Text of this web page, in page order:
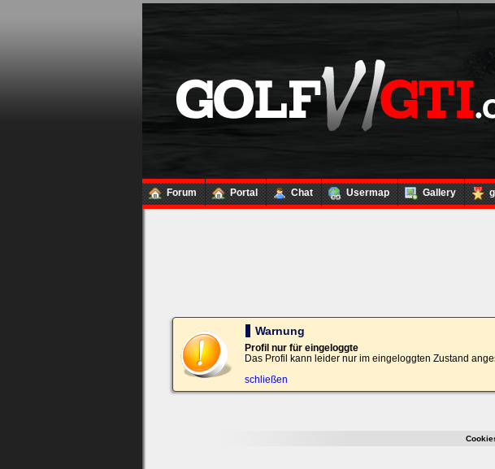
Forum Portal Chat Usermap Gallery
Loginbox
Trage
in
die
nachfolgenden
und
Kennwort
ein,
um
Bei jedem Besuch
automatisch einloggen.
Warnung
Profil nur für eingeloggte
Das Profil kann leider nur im eingeloggten Zustand
schließen